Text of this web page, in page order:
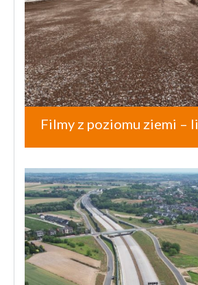
Filmy z poziomu ziemi –